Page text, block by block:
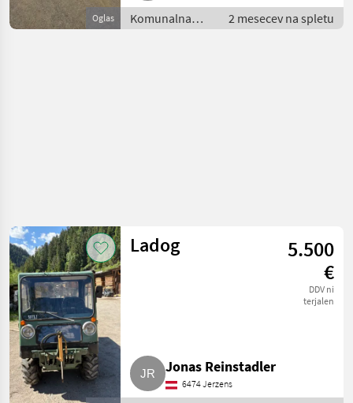
Oglas
Komunalna
oprema /
2 mesecev na spletu
Ladog
5.500
€
DDV ni
terjalen
Jonas Reinstadler
6474 Jerzens